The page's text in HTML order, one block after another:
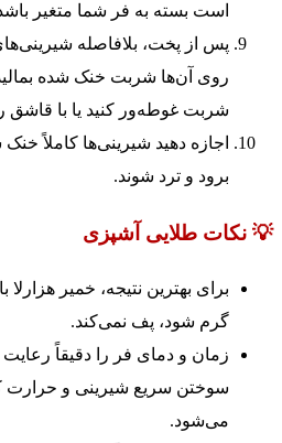
است بسته به فر شما متغیر
پس از پخت، بلافاصله
روی آن‌ها شربت خنک شده
شربت غوطه‌ور کنید یا با قاشق
اجازه دهید شیرینی‌ها کاملاً
برود و ترد شوند.
💡 نکات طلایی آشپزی
برای بهترین نتیجه، خمیر هزارلا
گرم شود، پف نمی‌کند.
زمان و دمای فر را دقیقاً رعایت
سوختن سریع شیرینی و
می‌شود.